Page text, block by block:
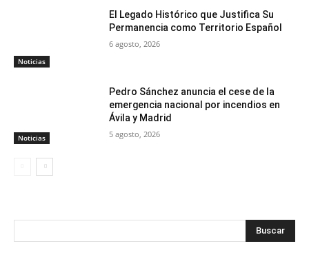
Noticias
El Legado Histórico que Justifica Su
Permanencia como Territorio Español
6 agosto, 2026
Noticias
Pedro Sánchez anuncia el cese de la
emergencia nacional por incendios en
Ávila y Madrid
5 agosto, 2026
Buscar